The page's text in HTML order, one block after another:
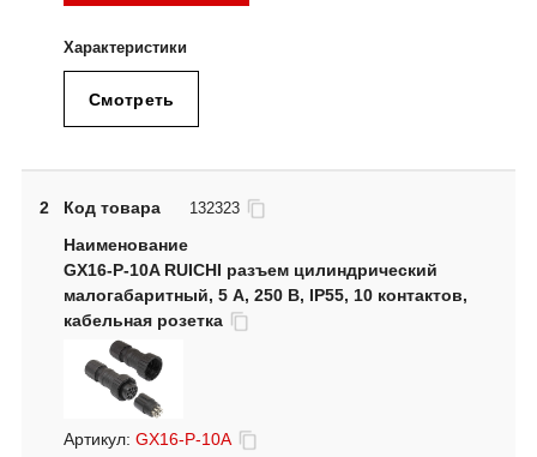
Смотреть
2 Код товара 132323
GX16-P-10A RUICHI разъем цилиндрический
малогабаритный, 5 А, 250 В, IP55, 10 контактов,
кабельная розетка
Артикул: GX16-P-10A